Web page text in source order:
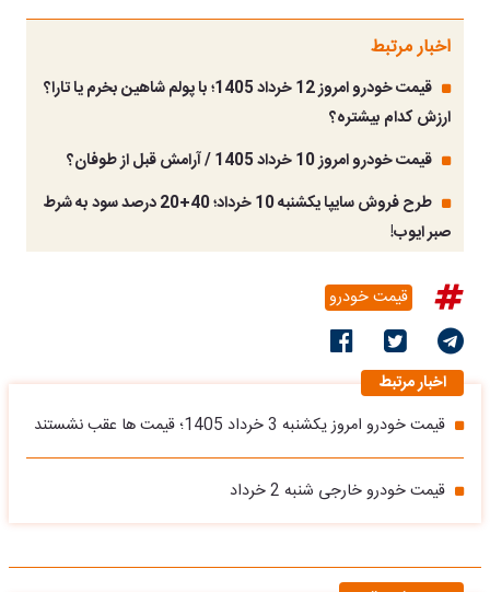
اخبار مرتبط
قیمت خودرو امروز 12 خرداد 1405؛ با پولم شاهین بخرم یا تارا؟
ارزش کدام بیشتره؟
قیمت خودرو امروز 10 خرداد 1405 / آرامش قبل از طوفان؟
طرح فروش سایپا یکشنبه 10 خرداد؛ 40+20 درصد سود به شرط
صبر ایوب!
قیمت خودرو
اخبار مرتبط
قیمت خودرو امروز یکشنبه 3 خرداد 1405؛ قیمت ها عقب نشستند
قیمت خودرو خارجی شنبه 2 خرداد